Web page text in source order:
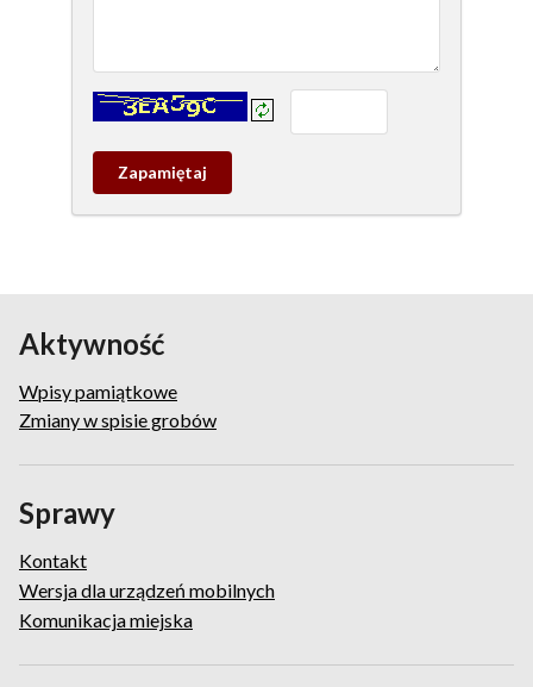
Kontrola - wprowadź tekst z obrazka:
Zapamietaj
wpis
Aktywność
Wpisy pamiątkowe
Zmiany w spisie grobów
Sprawy
Kontakt
Wersja dla urządzeń mobilnych
Komunikacja miejska